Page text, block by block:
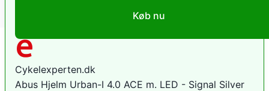
Køb nu
Cykelexperten.dk
Abus Hjelm Urban-I 4.0 ACE m. LED - Signal Silver